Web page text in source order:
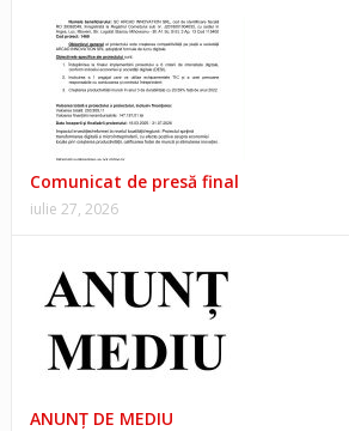
Comunicat de presă final
iulie 27, 2026
ANUNŢ DE MEDIU